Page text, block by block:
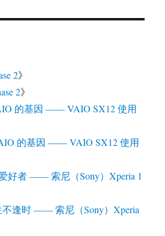
2》
2》
的基因 —— VAIO SX12 使用
的基因 —— VAIO SX12 使用
好者 —— 索尼（Sony）Xperia 1
不逢时 —— 索尼（Sony）Xperia